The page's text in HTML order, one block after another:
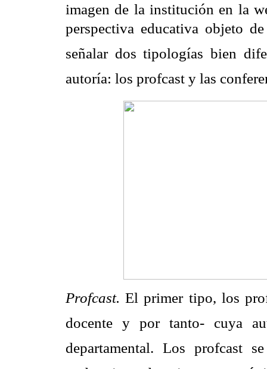
imagen de la institución en la
perspectiva educativa objeto
señalar dos tipologías bien
autoría: los profcast y las
Profcast. El primer tipo, los
docente y por tanto- cuya
departamental. Los profcast